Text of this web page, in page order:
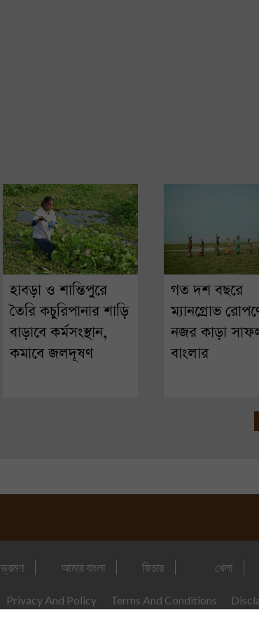
হাবড়া ও শান্তিপুরে
তৈরি কচুরিপানার শাড়ি
বাড়াবে কর্মসংস্থান,
কমাবে জলদূষণ
গত দশ বছরে
ম্যানগ্রোভ
নজর কাড়া
বাংলার
ভ্রমণ আমার বাংলা ফিচার খেলা
Privacy And Policy Terms And Conditions